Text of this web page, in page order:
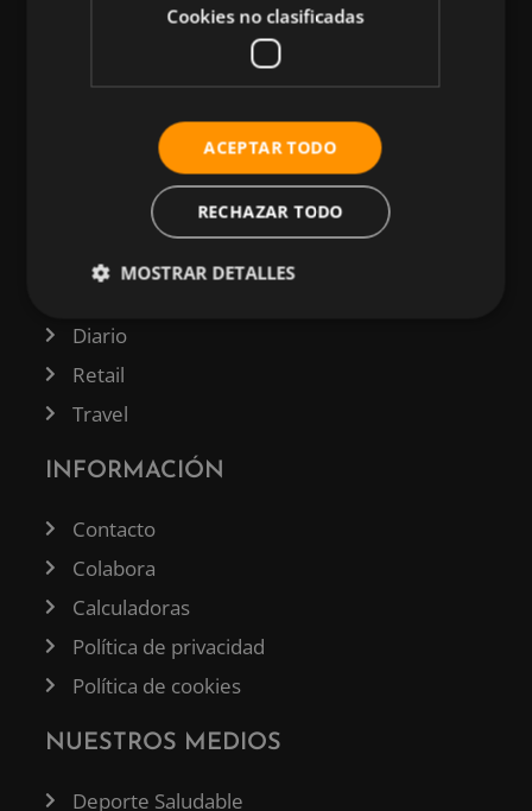
Musculación
Business
Diario
Retail
Travel
INFORMACIÓN
Contacto
Colabora
Calculadoras
Política de privacidad
Política de cookies
NUESTROS MEDIOS
Deporte Saludable
Cookies no clasificadas
ACEPTAR TODO
RECHAZAR TODO
MOSTRAR DETALLES